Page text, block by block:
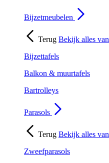
Bijzetmeubelen
Terug Bekijk alles van
Bijzettafels
Balkon & muurtafels
Bartrolleys
Parasols
Terug Bekijk alles van
Zweefparasols